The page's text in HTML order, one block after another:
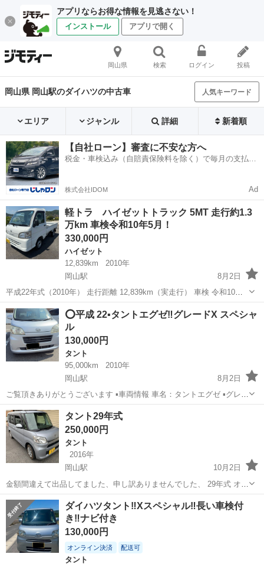
アプリならお得な情報を見逃さない！
インストール アプリで開く
岡山県 検索 ログイン 投稿
岡山県 岡山駅のダイハツの中古車 人気キーワード
エリア ジャンル 詳細 新着順
【自社ローン】審査に不安な方へ
税金・車検込み（自賠責保険料を除く）で毎月の支払額
株式会社IDOM Ad
軽トラ ハイゼットトラック 5MT 走行約1.3
万km 車検令和10年5月！
330,000円
ハイゼット
12,839km
2010年
岡山駅
8月2日
平成22年式（2010年） 走行距離 12,839km（実走行） 車検 令和10年5
月26日まで 【車両情報】 ・ダイハツ ハイゼットトラック ・型式：
EBD-S201P ・5速MT ・ガソリン車 ・660cc ・最...
岡山 岡山市 岡山駅 ハイゼット
⭕️平成 22▪️タントエグゼ‼️グレードX スペシャ
ル
130,000円
タント
95,000km
2010年
岡山駅
8月2日
ご覧頂きありがとうございます ▪️車両情報 車名：タントエグゼ ▪️グレー
ド- Xスペシャル ▪️平成-22 ▪️車検:令和9年03月❗️ ▪️走行距離: 95000キロ‼️ ▪️
ナビ 付き❗️ ▪️エアコン効きます 中...
岡山 岡山市 岡山駅 タント
タント29年式
250,000円
タント
2016年
岡山駅
10月2日
金額間違えて出品してました、申し訳ありませんでした、 29年式 オー
トマ 検査8年9月 コキズ写真で確認してください 調子よいです、 アイ
ドリングストップ スマートアシスト バックソナー 前車近づくとぶざ
ー...
岡山 岡山市 岡山駅 タント スマートアシスト
ダイハツタント‼️Xスペシャル‼️長い車検付
き‼️ナビ付き
130,000円
オンライン決済 配送可
タント